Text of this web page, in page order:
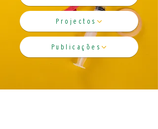
Projectos
Publicações